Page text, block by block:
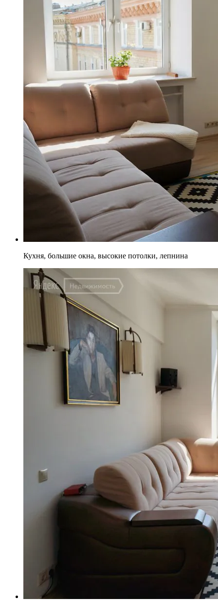
Кухня, большие окна, высокие потолки, лепнина